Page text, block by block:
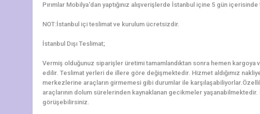
Pırımlar Mobilya‘dan yaptığınız alışverişlerde İstanbul içine 5 gün
NOT:İstanbul içi teslimat ve kurulum ücretsizdir.
İstanbul Dışı Teslimat;
Vermiş olduğunuz siparişler üretimi tamamlandıktan sonra hemen
edilir. Teslimat yerleri de illere göre değişmektedir. Hizmet aldığımız
merkezlerine araçların girmemesi gibi durumlar ile
araçlarının dolum sürelerinden kaynaklanan gecikmeler
görüşebilirsiniz.